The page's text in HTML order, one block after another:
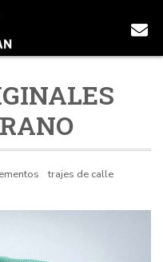
trajes de calle